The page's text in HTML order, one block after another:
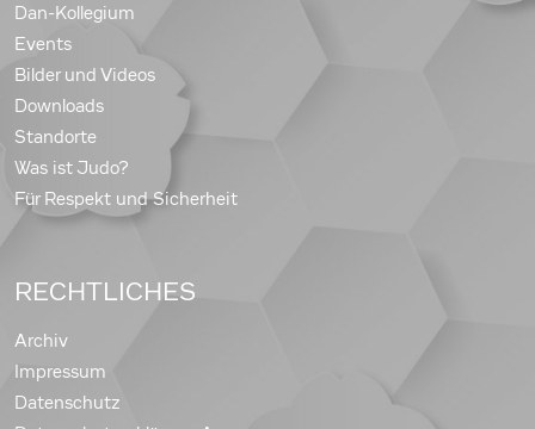
Dan-Kollegium
Events
Bilder und Videos
Downloads
Standorte
Was ist Judo?
Für Respekt und Sicherheit
RECHTLICHES
Archiv
Impressum
Datenschutz